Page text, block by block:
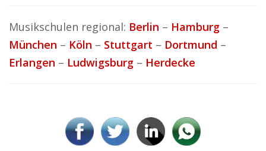
Musikschulen regional: Berlin – Hamburg –
München – Köln – Stuttgart – Dortmund –
Erlangen – Ludwigsburg – Herdecke